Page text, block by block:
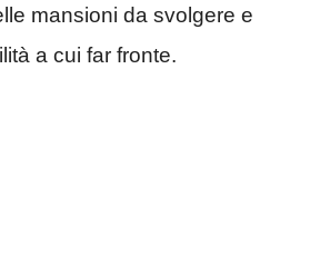
mansioni da svolgere e
a cui far fronte.